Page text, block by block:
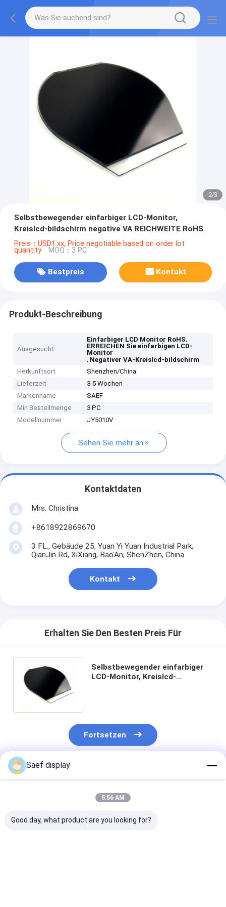
2/3
Selbstbewegender einfarbiger LCD-Monitor,
Kreislcd-bildschirm negative VA REICHWEITE RoHS
Preis：USD1.xx, Price negotiable based on order lot
quantity MOQ：3 PC
Bestpreis Kontakt
Produkt-Beschreibung
Ausgesucht
Einfarbiger LCD Monitor RoHS,
ERREICHEN Sie einfarbigen LCD-
Monitor
, Negativer VA-Kreislcd-bildschirm
Herkunftsort
Shenzhen/China
Lieferzeit
3-5 Wochen
Markenname
SAEF
Min Bestellmenge
3 PC
Modellnummer
JY5010V
Sehen Sie mehr an
Kontaktdaten
Mrs. Christina
+8618922869670
3 FL., Gebäude 25, Yuan Yi Yuan Industrial Park,
QianJin Rd, XiXiang, Bao'An, ShenZhen, China
Kontakt
Erhalten Sie Den Besten Preis Für
Selbstbewegender einfarbiger
LCD-Monitor, Kreislcd-
Fortsetzen
Empfohlene Produkte
Saef display
5:56 AM
Good day, what product are you looking for?